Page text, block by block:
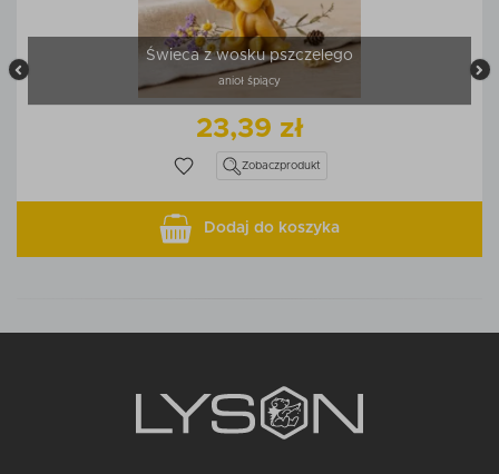
Świeca z wosku pszczelego
anioł śpiący
23,39 zł
Zobaczprodukt
Dodaj do koszyka